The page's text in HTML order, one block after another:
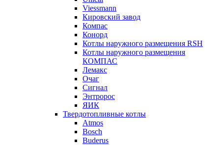
Viessmann
Кировский завод
Компас
Конорд
Котлы наружного размещения RSH
Котлы наружного размещения
КОМПАС
Лемакс
Очаг
Сигнал
Энтророс
ЯИК
Твердотопливные котлы
Atmos
Bosch
Buderus